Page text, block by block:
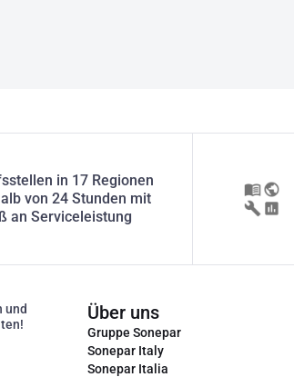
in 17 Regionen
von 24 Stunden mit
an Serviceleistung
und
Über uns
Gruppe Sonepar
Sonepar Italy
Sonepar Italia